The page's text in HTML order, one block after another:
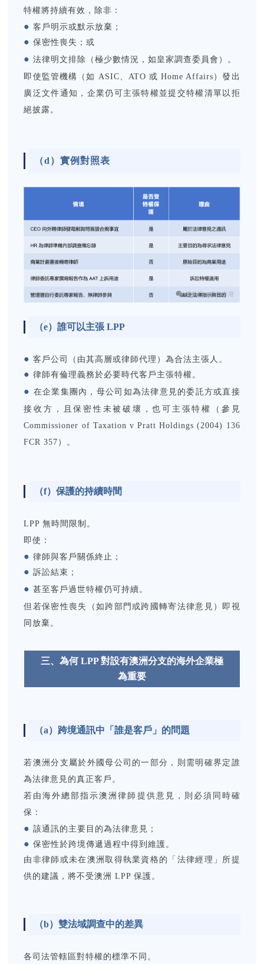
特權將持續有效，除非：
●客戶明示或默示放棄；
●保密性喪失；或
●法律明文排除（極少數情況，如皇家調查委員會）。
即使監管機構（如 ASIC、ATO 或 Home Affairs）發出
廣泛文件通知，企業仍可主張特權並提交特權清單以拒
絕披露。
（d）實例對照表
（e）誰可以主張 LPP
●客戶公司（由其高層或律師代理）為合法主張人。
●律師有倫理義務於必要時代客戶主張特權。
● 在企業集團內，母公司如為法律意見的委託方或直接
接收方，且保密性未被破壞，也可主張特權（參見
Commissioner of Taxation v Pratt Holdings (2004) 136
FCR 357）。
（f）保護的持續時間
LPP 無時間限制。
即使：
●律師與客戶關係終止；
●訴訟結束；
●甚至客戶過世特權仍可持續。
但若保密性喪失（如跨部門或跨國轉寄法律意見）即視
同放棄。
三、為何 LPP 對設有澳洲分支的海外企業極
為重要
（a）跨境通訊中「誰是客戶」的問題
若澳洲分支屬於外國母公司的一部分，則需明確界定誰
為法律意見的真正客戶。
若由海外總部指示澳洲律師提供意見，則必須同時確
保：
●該通訊的主要目的為法律意見；
●保密性於跨境傳遞過程中得到維護。
由非律師或未在澳洲取得執業資格的「法律經理」所提
供的建議，將不受澳洲 LPP 保護。
（b）雙法域調查中的差異
各司法管轄區對特權的標準不同。